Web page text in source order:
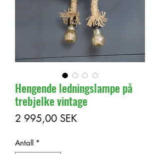
Hengende ledningslampe på
trebjelke vintage
2 995,00 SEKPris
Antall *